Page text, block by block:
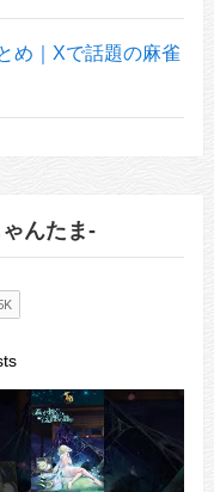
め｜Xで話題の麻雀
んたま-